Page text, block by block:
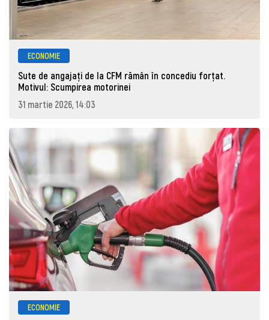
ECONOMIE
Sute de angajaţi de la CFM rămân în concediu forţat.
Motivul: Scumpirea motorinei
31 martie 2026, 14:03
ECONOMIE